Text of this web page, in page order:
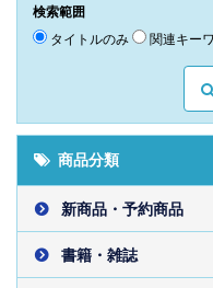
検索範囲
タイトルのみ 関連キー
商品分類
新商品・予約商品
書籍・雑誌